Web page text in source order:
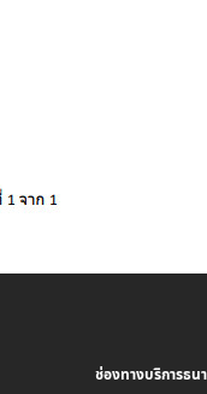
ช่องทางบริการธน